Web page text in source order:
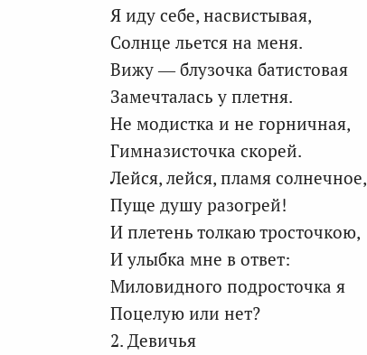
Я иду себе, насвистывая,
Солнце льется на меня.
Вижу — блузочка батистовая
Замечталась у плетня.
Не модистка и не горничная,
Гимназисточка скорей.
Лейся, лейся, пламя солнечное,
Пуще душу разогрей!
И плетень толкаю тросточкою,
И улыбка мне в ответ:
Миловидного подросточка я
Поцелую или нет?
2. Девичья